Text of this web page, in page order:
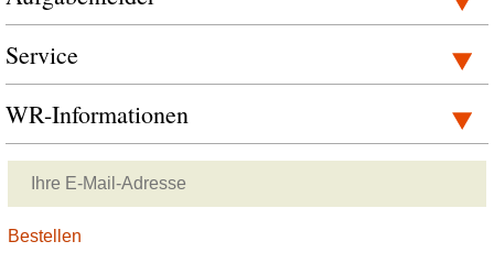
Service
WR-Informationen